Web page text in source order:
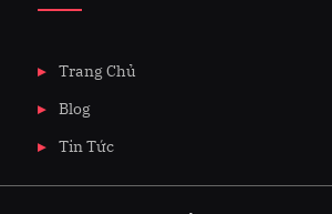
Trang Chủ
Blog
Tin Tức